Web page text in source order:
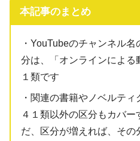
本記事のまとめ
・YouTubeのチャンネル
分は、「オンラインによる
１類です
・関連の書籍やノベルティ
４１類以外の区分もカバ
だ、区分が増えれば、その